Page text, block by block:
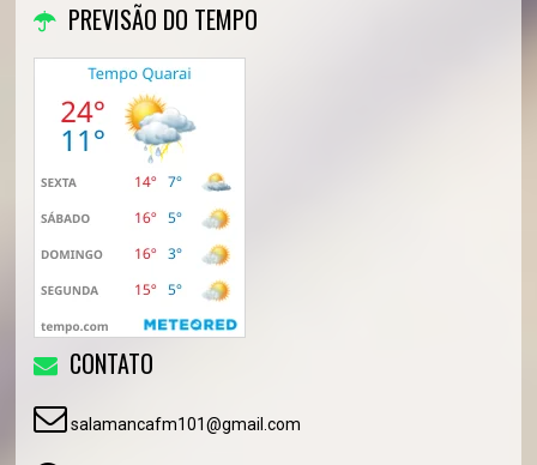
PREVISÃO DO TEMPO
CONTATO
salamancafm101@gmail.com